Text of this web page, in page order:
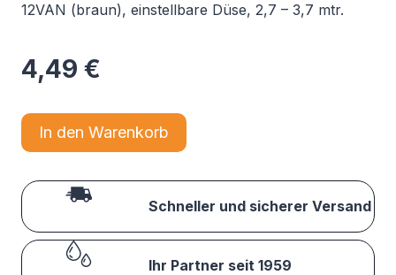
12VAN (braun), einstellbare Düse, 2,7 – 3,7 mtr.
4,49 €
In den Warenkorb
Schneller und sicherer Versand
Ihr Partner seit 1959